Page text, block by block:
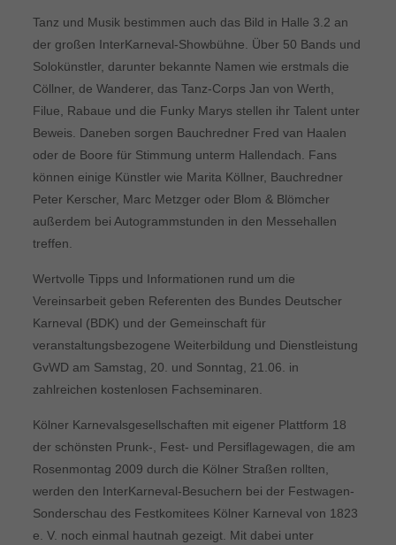
Tanz und Musik bestimmen auch das Bild in Halle 3.2 an
der großen InterKarneval-Showbühne. Über 50 Bands und
Solokünstler, darunter bekannte Namen wie erstmals die
Cöllner, de Wanderer, das Tanz-Corps Jan von Werth,
Filue, Rabaue und die Funky Marys stellen ihr Talent unter
Beweis. Daneben sorgen Bauchredner Fred van Haalen
oder de Boore für Stimmung unterm Hallendach. Fans
können einige Künstler wie Marita Köllner, Bauchredner
Peter Kerscher, Marc Metzger oder Blom & Blömcher
außerdem bei Autogrammstunden in den Messehallen
treffen.
Wertvolle Tipps und Informationen rund um die
Vereinsarbeit geben Referenten des Bundes Deutscher
Karneval (BDK) und der Gemeinschaft für
veranstaltungsbezogene Weiterbildung und Dienstleistung
GvWD am Samstag, 20. und Sonntag, 21.06. in
zahlreichen kostenlosen Fachseminaren.
Kölner Karnevalsgesellschaften mit eigener Plattform 18
der schönsten Prunk-, Fest- und Persiflagewagen, die am
Rosenmontag 2009 durch die Kölner Straßen rollten,
werden den InterKarneval-Besuchern bei der Festwagen-
Sonderschau des Festkomitees Kölner Karneval von 1823
e. V. noch einmal hautnah gezeigt. Mit dabei unter